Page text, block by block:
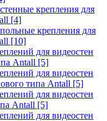
крепления для
[4]
крепления для
[10]
для видеостен
Antall [5]
для видеостен
типа Antall [5]
для видеостен
Antall [5]
для видеостен